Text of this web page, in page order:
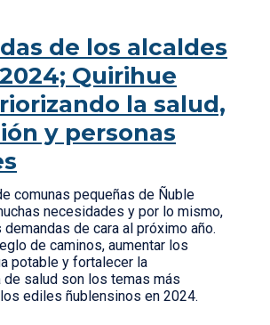
de los alcaldes
Quirihue
la salud,
y personas
comunas pequeñas de Ñuble
necesidades y por lo mismo,
de cara al próximo año.
de caminos, aumentar los
potable y fortalecer la
de salud son los temas más
ediles ñublensinos en 2024.